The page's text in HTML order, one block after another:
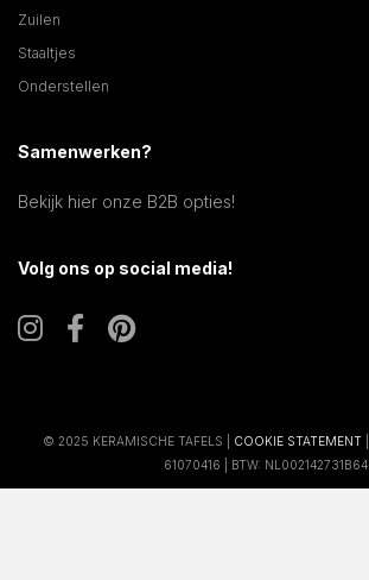
Zuilen
Staaltjes
Onderstellen
Samenwerken?
Bekijk hier onze B2B opties!
Volg ons op social media!
© 2025 KERAMISCHE TAFELS | COOKIE STATEMENT
61070416 | BTW: NL002142731B64